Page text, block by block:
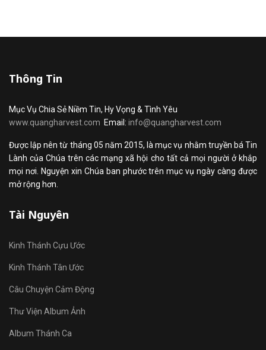
Thông Tin
Mục Vụ Chia Sẻ Niềm Tin, Hy Vọng & Tình Yêu
www.quangharvest.com Email: info@quangharvest.com
Được lập nên từ tháng 05 năm 2015, là mục vụ nhằm truyền bá Tin
Lành của Chúa trên các mạng xã hội cho tất cả mọi người ở khắp
mọi nơi. Nguyện xin Chúa ban phước trên mục vụ ngày càng được
mở rộng hơn.
Tài Nguyên
Kinh Thánh Cựu Ước
Kinh Thánh Tân Ước
Câu Chuyện Cảm Động
Thư Viện Album Ảnh
Album Thánh Ca